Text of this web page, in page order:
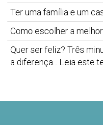
Ter uma família e um
Como escolher a
Quer ser feliz? Três
a diferença... Leia este